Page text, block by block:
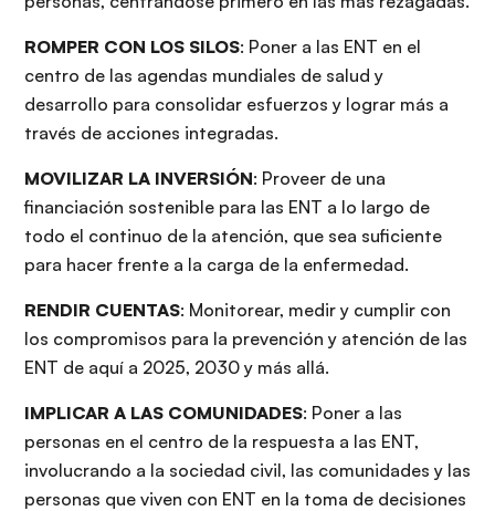
ROMPER CON LOS SILOS: Poner a las ENT en el
centro de las agendas mundiales de salud y
desarrollo para consolidar esfuerzos y lograr más a
través de acciones integradas.
MOVILIZAR LA INVERSIÓN: Proveer de una
financiación sostenible para las ENT a lo largo de
todo el continuo de la atención, que sea suficiente
para hacer frente a la carga de la enfermedad.
RENDIR CUENTAS: Monitorear, medir y cumplir con
los compromisos para la prevención y atención de las
ENT de aquí a 2025, 2030 y más allá.
IMPLICAR A LAS COMUNIDADES: Poner a las
personas en el centro de la respuesta a las ENT,
involucrando a la sociedad civil, las comunidades y las
personas que viven con ENT en la toma de decisiones